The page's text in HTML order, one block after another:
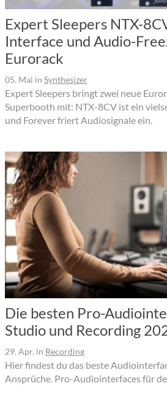
Expert Sleepers NTX-
Interface und Audio-
Eurorack
05. Mai in Synthesizer
Expert Sleepers bringt zwei neue
Superbooth mit: NTX-8CV ist ein
und Forever friert Audiosignale ein.
Die besten Pro-
Studio und Recording
29. Apr. in Recording
Hier findest du das beste
Ansprüche. Pro-Audiointerfaces für